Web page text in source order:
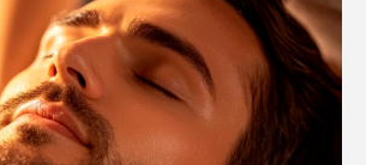
バーチャルメイク
会社 バイオハッキング
ス バイオミメティック